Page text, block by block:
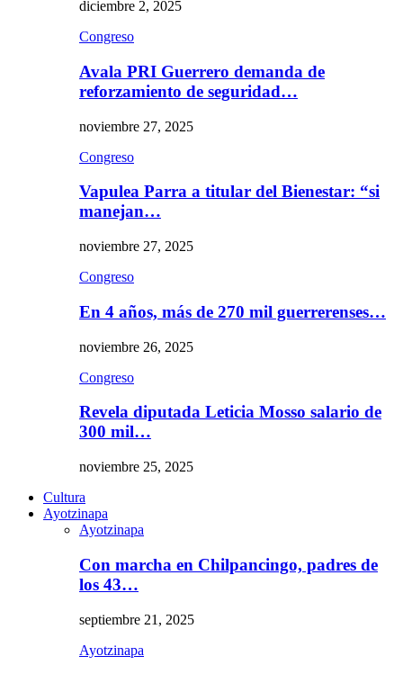
diciembre 2, 2025
Congreso
Avala PRI Guerrero demanda de
reforzamiento de seguridad…
noviembre 27, 2025
Congreso
Vapulea Parra a titular del Bienestar: “si
manejan…
noviembre 27, 2025
Congreso
En 4 años, más de 270 mil guerrerenses…
noviembre 26, 2025
Congreso
Revela diputada Leticia Mosso salario de
300 mil…
noviembre 25, 2025
Cultura
Ayotzinapa
Ayotzinapa
Con marcha en Chilpancingo, padres de
los 43…
septiembre 21, 2025
Ayotzinapa